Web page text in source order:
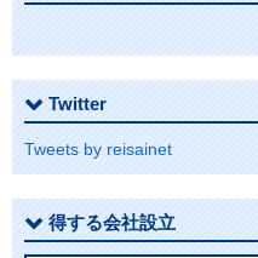
Twitter
Tweets by reisainet
得する会社設立